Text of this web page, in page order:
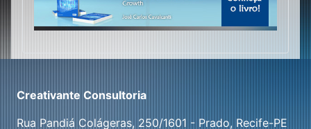
Creativante Consultoria
Rua Pandiá Colágeras, 250/1601 - Prado, Recife-PE